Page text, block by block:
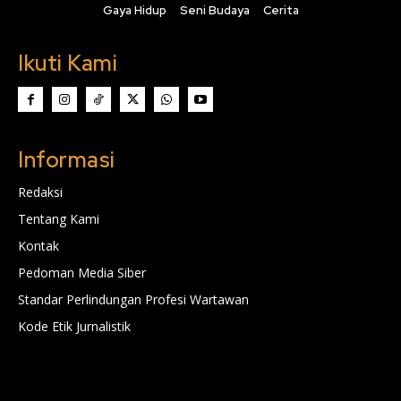
Gaya Hidup Seni Budaya Cerita
Ikuti Kami
Informasi
Redaksi
Tentang Kami
Kontak
Pedoman Media Siber
Standar Perlindungan Profesi Wartawan
Kode Etik Jurnalistik